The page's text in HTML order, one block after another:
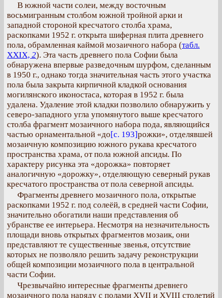
В южной части солеи, между восточным
восьмигранным столбом южной тройной арки и
западной стороной кресчатого столба храма,
раскопками 1952 г. открыта шиферная плита древнего
пола, обрамленная каймой мозаичного набора (табл.
XXIX, 2). Эта часть древнего пола Софии была
обнаружена впервые разведочным шурфом, сделанным
в 1950 г., однако тогда значительная часть этого участка
пола была закрыта кирпичной кладкой основания
могилянского иконостаса, которая в 1952 г. была
удалена. Удаление этой кладки позволило обнаружить у
северо-западного угла упомянутого выше кресчатого
столба фрагмент мозаичного набора пода, являющийся
частью орнаментальной «до[с. 193]рожки», отделявшей
мозаичную композицию южного рукава кресчатого
пространства храма, от пола южной апсиды. По
характеру рисунка эта «дорожка» повторяет
аналогичную «дорожку», отделяющую северный рукав
кресчатого пространства от пола северной апсиды.
Фрагменты древнего мозаичного пола, открытые
раскопками 1952 г. под солеёй, в средней части Софии,
значительно обогатили наши представления об
убранстве ее интерьера. Несмотря на незначительность
площади вновь открытых фрагментов мозаик, они
представляют те существенные звенья, отсутствие
которых не позволяло решить задачу реконструкции
общей композиции мозаичного пола в центральной
части Софии.
Чрезвычайно интересные фрагменты древнего
мозаичного пола наряду с полами XVII и XVIII столетий